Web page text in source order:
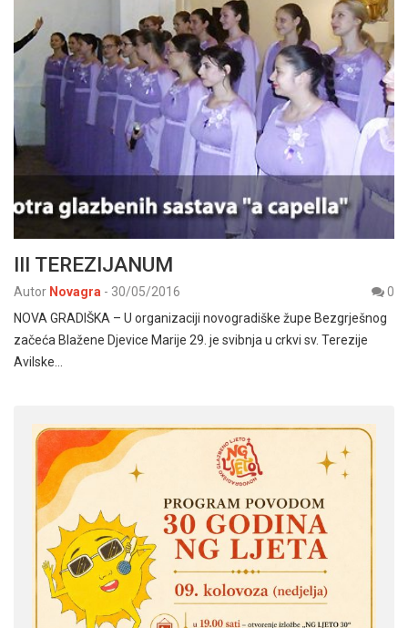
III TEREZIJANUM
Autor Novagra - 30/05/2016
0
NOVA GRADIŠKA – U organizaciji novogradiške župe Bezgrješnog
začeća Blažene Djevice Marije 29. je svibnja u crkvi sv. Terezije
Avilske…